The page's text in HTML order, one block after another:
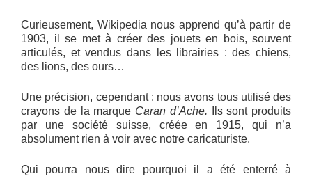
Curieusement, Wikipedia nous apprend qu’à partir de
1903, il se met à créer des jouets en bois, souvent
articulés, et vendus dans les librairies : des chiens,
des lions, des ours…
Une précision, cependant : nous avons tous utilisé des
crayons de la marque Caran d’Ache. Ils sont produits
par une société suisse, créée en 1915, qui n’a
absolument rien à voir avec notre caricaturiste.
Qui pourra nous dire pourquoi il a été enterré à